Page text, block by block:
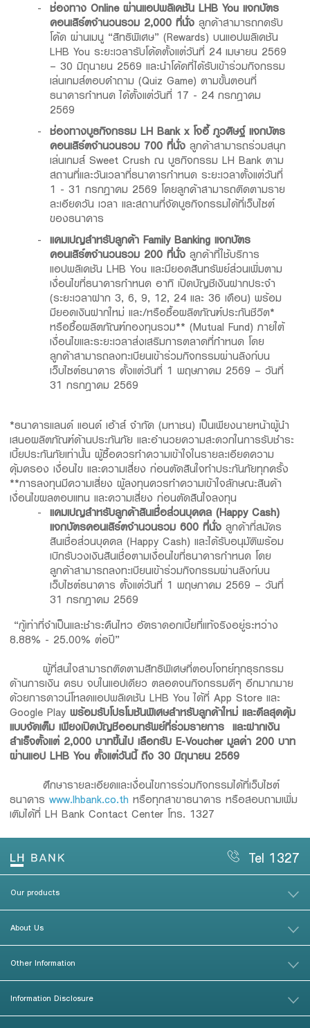
ช่องทางOnline ผ่านแอปพลิเคชัน LHB Youแจกบัตร
คอนเสิร์ตจำนวนรวม 2,000 ที่นั่ง ลูกค้าสามารถกดรับ
โค้ด ผ่านเมนู “สิทธิพิเศษ” (Rewards) บนแอปพลิเคชัน
LHB You ระยะเวลารับโค้ดตั้งแต่วันที่ 24 เมษายน 2569
– 30 มิถุนายน 2569 และนำโค้ดที่ได้รับเข้าร่วมกิจกรรม
เล่นเกมส์ตอบคำถาม (Quiz Game) ตามขั้นตอนที่
ธนาคารกำหนด ได้ตั้งแต่วันที่ 17 - 24 กรกฎาคม
2569
ช่องทางบูธกิจกรรมLH Bank x โจอี้ ภูวศิษฐ์แจกบัตร
คอนเสิร์ตจำนวนรวม 700 ที่นั่ง ลูกค้าสามารถร่วมสนุก
เล่นเกมส์ Sweet Crush ณ บูธกิจกรรม LH Bank ตาม
สถานที่และวันเวลาที่ธนาคารกำหนด ระยะเวลาตั้งแต่วันที่
1 - 31 กรกฎาคม 2569 โดยลูกค้าสามารถติดตามราย
ละเอียดวัน เวลา และสถานที่จัดบูธกิจกรรมได้ที่เว็บไซต์
ของธนาคาร
แคมเปญสำหรับลูกค้าFamily Bankingแจกบัตร
คอนเสิร์ตจำนวนรวม 200 ที่นั่ง ลูกค้าที่ใช้บริการ
แอปพลิเคชัน LHB You และมียอดสินทรัพย์ส่วนเพิ่มตาม
เงื่อนไขที่ธนาคารกำหนด อาทิ เปิดบัญชีเงินฝากประจำ
(ระยะเวลาฝาก 3, 6, 9, 12, 24 และ 36 เดือน) พร้อม
มียอดเงินฝากใหม่ และ/หรือซื้อผลิตภัณฑ์ประกันชีวิต*
หรือซื้อผลิตภัณฑ์กองทุนรวม** (Mutual Fund) ภายใต้
เงื่อนไขและระยะเวลาส่งเสริมการตลาดที่กำหนด โดย
ลูกค้าสามารถลงทะเบียนเข้าร่วมกิจกรรมผ่านลิงก์บน
เว็บไซต์ธนาคาร ตั้งแต่วันที่ 1 พฤษภาคม 2569 – วันที่
31 กรกฎาคม 2569
*ธนาคารแลนด์ แอนด์ เฮ้าส์ จำกัด (มหาชน) เป็นเพียงนายหน้าผู้นำ
เสนอผลิตภัณฑ์ด้านประกันภัย และอำนวยความสะดวกในการรับชำระ
เบี้ยประกันภัยเท่านั้น ผู้ซื้อควรทำความเข้าใจในรายละเอียดความ
คุ้มครอง เงื่อนไข และความเสี่ยง ก่อนตัดสินใจทำประกันภัยทุกครั้ง
**การลงทุนมีความเสี่ยง ผู้ลงทุนควรทำความเข้าใจลักษณะสินค้า
เงื่อนไขผลตอบแทน และความเสี่ยง ก่อนตัดสินใจลงทุน
แคมเปญสำหรับลูกค้าสินเชื่อส่วนบุคคล (Happy Cash)
แจกบัตรคอนเสิร์ตจำนวนรวม 600 ที่นั่งลูกค้าที่สมัคร
สินเชื่อส่วนบุคคล (Happy Cash) และได้รับอนุมัติพร้อม
เบิกรับวงเงินสินเชื่อตามเงื่อนไขที่ธนาคารกำหนด โดย
ลูกค้าสามารถลงทะเบียนเข้าร่วมกิจกรรมผ่านลิงก์บน
เว็บไซต์ธนาคาร ตั้งแต่วันที่ 1 พฤษภาคม 2569 – วันที่
31 กรกฎาคม 2569
“กู้เท่าที่จำเป็นและชำระคืนไหว อัตราดอกเบี้ยที่แท้จริงอยู่ระหว่าง
8.88% - 25.00% ต่อปี”
ผู้ที่สนใจสามารถติดตามสิทธิพิเศษที่ตอบโจทย์ทุกธุรกรรม
ด้านการเงิน ครบ จบในแอปเดียว ตลอดจนกิจกรรมดีๆ อีกมากมาย
ด้วยการดาวน์โหลดแอปพลิเคชัน LHB You ได้ที่ App Store และ
Google Playพร้อมรับโปรโมชันพิเศษสำหรับลูกค้าใหม่ และดีลสุดคุ้ม
แบบจัดเต็ม เพียงเปิดบัญชีออมทรัพย์ที่ร่วมรายการ และฝากเงิน
สำเร็จตั้งแต่ 2,000 บาทขึ้นไป เลือกรับ E-Voucher มูลค่า 200 บาท
ผ่านแอป LHB You ตั้งแต่วันนี้ ถึง 30 มิถุนายน 2569
ศึกษารายละเอียดและเงื่อนไขการร่วมกิจกรรมได้ที่เว็บไซต์
ธนาคารwww.lhbank.co.th หรือทุกสาขาธนาคาร หรือสอบถามเพิ่ม
เติมได้ที่ LH Bank Contact Center โทร. 1327
Tel 1327
Our products
About Us
Other Information
Information Disclosure